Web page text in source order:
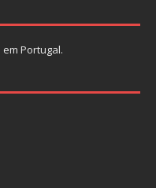
Portugal.